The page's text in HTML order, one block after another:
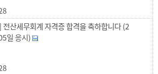
산세무회계 자격증 합격을 축하합니다 (2
일 응시)